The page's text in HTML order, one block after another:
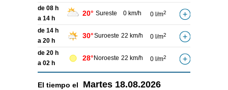
de 08 h
a 14 h
20° Sureste 0 km/h 0 l/m2
de 14 h
a 20 h
30°Suroeste 22 km/h 0 l/m2
de 20 h
a 02 h
28°Noroeste 22 km/h 0 l/m2
El tiempo el Martes 18.08.2026